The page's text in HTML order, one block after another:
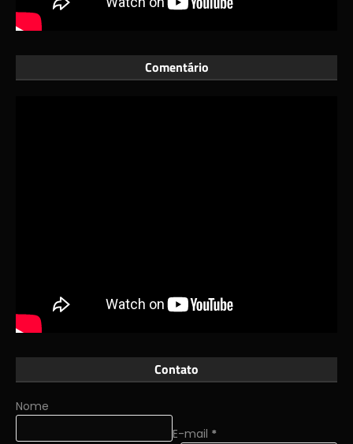
Comentário
Contato
Nome
E-mail *